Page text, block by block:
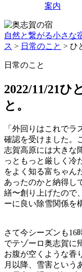
案内
自然と繋がる小さ
ス > 日常のこと > ひ
日常のこと
2022/11/21ひ
と。
「外回りはこれで
確認を受けました。
志賀高原には大きな
っともっと厳しく冷
をよく知る富ちゃん
あったのかと納得し
繕〜創り上げたので
ーに良い除雪関係を
さて今シーズンも16
でテゾーロ奥志賀に
お腹が空くような香
月以降、雪害という